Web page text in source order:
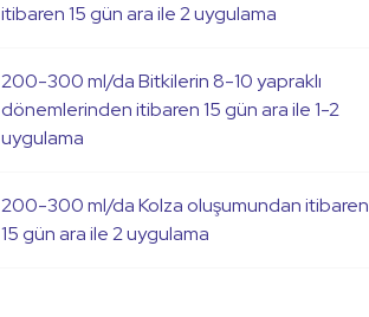
itibaren 15 gün ara ile 2 uygulama
200-300 ml/da Bitkilerin 8-10 yapraklı
dönemlerinden itibaren 15 gün ara ile 1-2
uygulama
200-300 ml/da Kolza oluşumundan itibaren
15 gün ara ile 2 uygulama